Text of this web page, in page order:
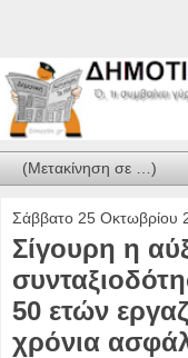
Σάββατο 25 Οκτωβρίου
Σίγουρη η
50 ετών
χρόνια